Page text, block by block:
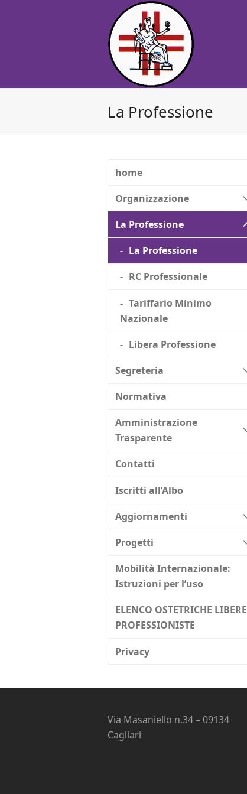
La Professione
home
Organizzazione
La Professione
La Professione
RC Professionale
Tariffario Minimo
Nazionale
Libera Professione
Segreteria
Normativa
Amministrazione
Trasparente
Contatti
Iscritti all’Albo
Aggiornamenti
Progetti
Mobilità Internazionale:
Istruzioni per l’uso
ELENCO OSTETRICHE LIBERE
PROFESSIONISTE
Privacy
Via Masaniello n.34 – 09134
Cagliari